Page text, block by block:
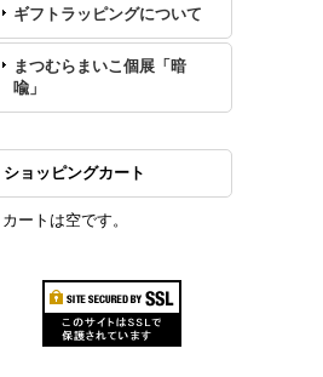
ギフトラッピングについて
まつむらまいこ個展「暗
喩」
ショッピングカート
カートは空です。